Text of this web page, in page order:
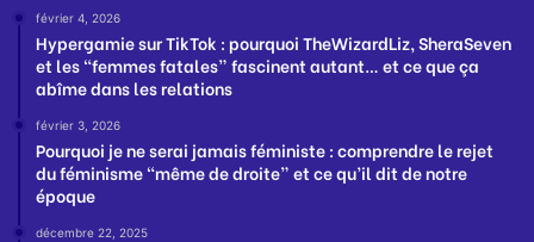
février 4, 2026
Hypergamie sur TikTok : pourquoi TheWizardLiz, SheraSeven
et les “femmes fatales” fascinent autant… et ce que ça
abîme dans les relations
février 3, 2026
Pourquoi je ne serai jamais féministe : comprendre le rejet
du féminisme “même de droite” et ce qu’il dit de notre
époque
décembre 22, 2025